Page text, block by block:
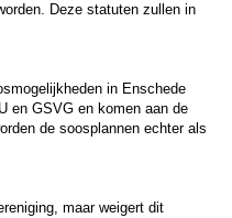
Deze statuten zullen in
in Enschede
en GSVG en komen aan de
de soosplannen echter als
maar weigert dit